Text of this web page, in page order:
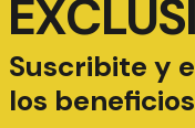
Suscribite y
los beneficios